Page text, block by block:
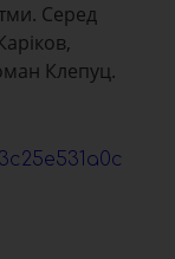
Серед
Клепуц.